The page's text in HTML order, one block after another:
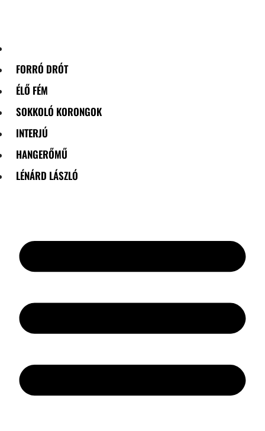
FORRÓ DRÓT
ÉLŐ FÉM
SOKKOLÓ KORONGOK
INTERJÚ
HANGERŐMŰ
LÉNÁRD LÁSZLÓ